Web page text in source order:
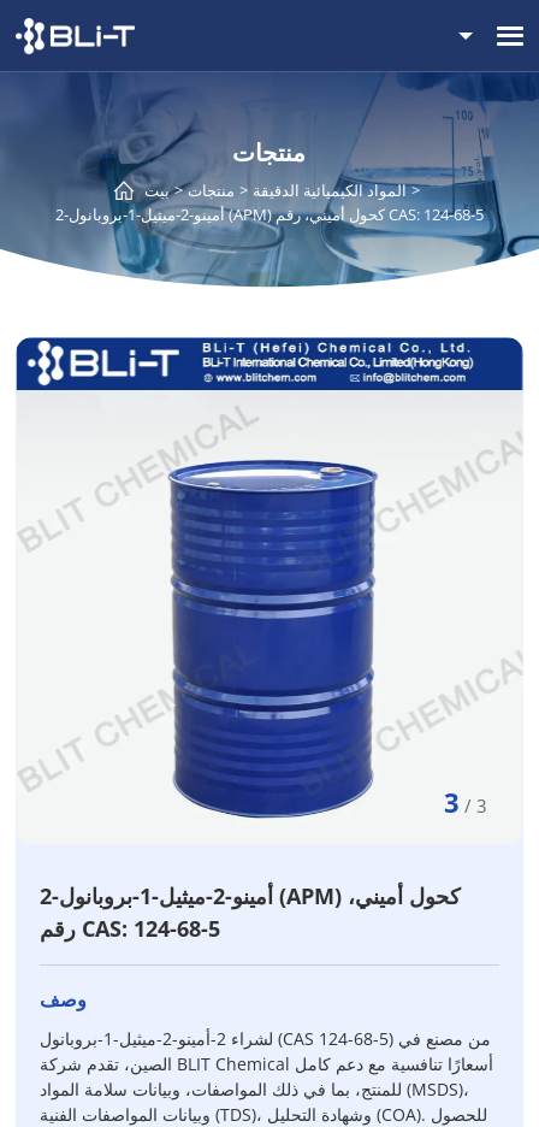
منتجات
بيت منتجات
المواد الكيميائية الدقيقة
2-أمينو-2-ميثيل-1-بروبانول (APM) كحول أميني، رقم CAS: 124-68-5
3 / 3
2-أمينو-2-ميثيل-1-بروبانول (APM) كحول أميني،
رقم CAS: 124-68-5
وصف
لشراء 2-أمينو-2-ميثيل-1-بروبانول (CAS 124-68-5) من مصنع في
الصين، تقدم شركة BLIT Chemical أسعارًا تنافسية مع دعم كامل
للمنتج، بما في ذلك المواصفات، وبيانات سلامة المواد (MSDS)،
وبيانات المواصفات الفنية (TDS)، وشهادة التحليل (COA). للحصول